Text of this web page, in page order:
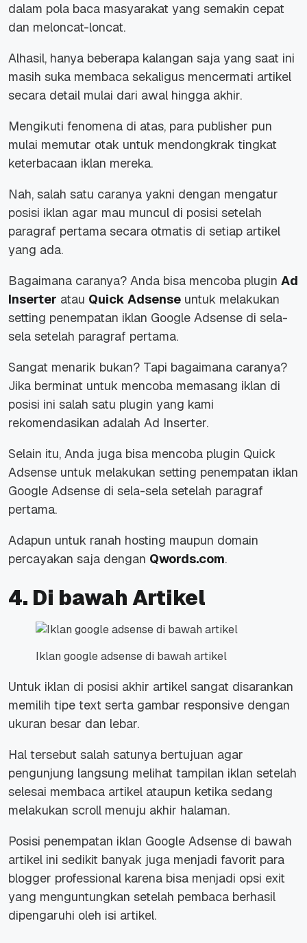
dalam pola baca masyarakat yang semakin cepat
dan meloncat-loncat.
Alhasil, hanya beberapa kalangan saja yang saat ini
masih suka membaca sekaligus mencermati artikel
secara detail mulai dari awal hingga akhir.
Mengikuti fenomena di atas, para publisher pun
mulai memutar otak untuk mendongkrak tingkat
keterbacaan iklan mereka.
Nah, salah satu caranya yakni dengan mengatur
posisi iklan agar mau muncul di posisi setelah
paragraf pertama secara otmatis di setiap artikel
yang ada.
Bagaimana caranya? Anda bisa mencoba plugin Ad
Inserter atau Quick Adsense untuk melakukan
setting penempatan iklan Google Adsense di sela-
sela setelah paragraf pertama.
Sangat menarik bukan? Tapi bagaimana caranya?
Jika berminat untuk mencoba memasang iklan di
posisi ini salah satu plugin yang kami
rekomendasikan adalah Ad Inserter.
Selain itu, Anda juga bisa mencoba plugin Quick
Adsense untuk melakukan setting penempatan iklan
Google Adsense di sela-sela setelah paragraf
pertama.
Adapun untuk ranah hosting maupun domain
percayakan saja dengan Qwords.com.
4. Di bawah Artikel
Iklan google adsense di bawah artikel
Untuk iklan di posisi akhir artikel sangat disarankan
memilih tipe text serta gambar responsive dengan
ukuran besar dan lebar.
Hal tersebut salah satunya bertujuan agar
pengunjung langsung melihat tampilan iklan setelah
selesai membaca artikel ataupun ketika sedang
melakukan scroll menuju akhir halaman.
Posisi penempatan iklan Google Adsense di bawah
artikel ini sedikit banyak juga menjadi favorit para
blogger professional karena bisa menjadi opsi exit
yang menguntungkan setelah pembaca berhasil
dipengaruhi oleh isi artikel.